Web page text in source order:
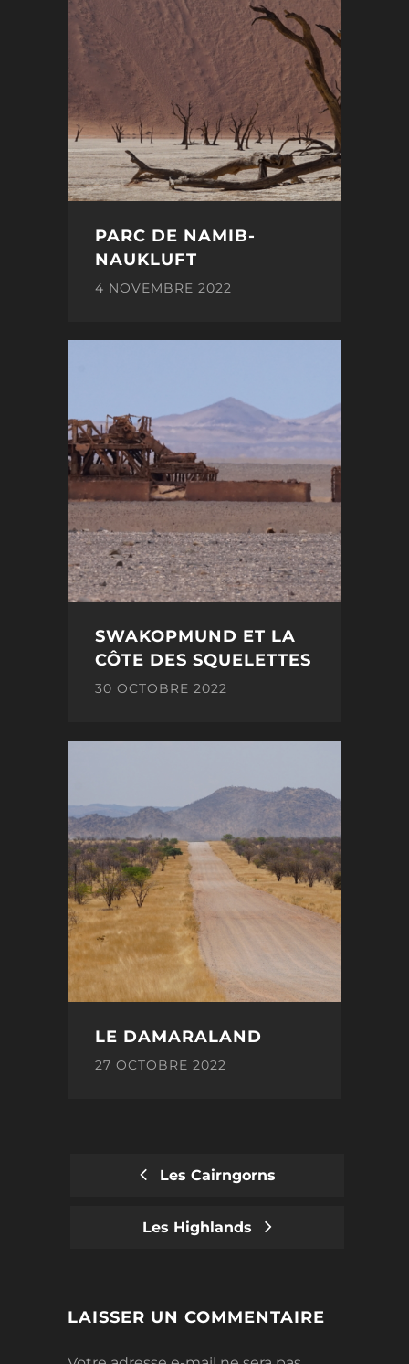
PARC DE NAMIB-
NAUKLUFT
4 NOVEMBRE 2022
SWAKOPMUND ET LA
CÔTE DES SQUELETTES
30 OCTOBRE 2022
LE DAMARALAND
27 OCTOBRE 2022
Les Cairngorns
Les Highlands
LAISSER UN COMMENTAIRE